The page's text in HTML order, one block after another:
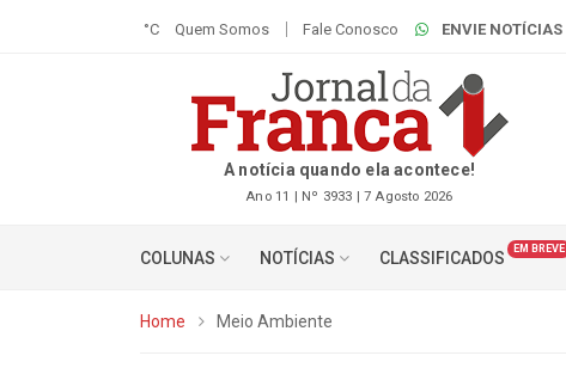
°C Quem Somos Fale Conosco ENVIE NOTÍCIAS
A notícia quando ela acontece!
Ano 11 | Nº 3933 | 7 Agosto 2026
COLUNAS NOTÍCIAS CLASSIFICADOS EM BREVE
Home Meio Ambiente